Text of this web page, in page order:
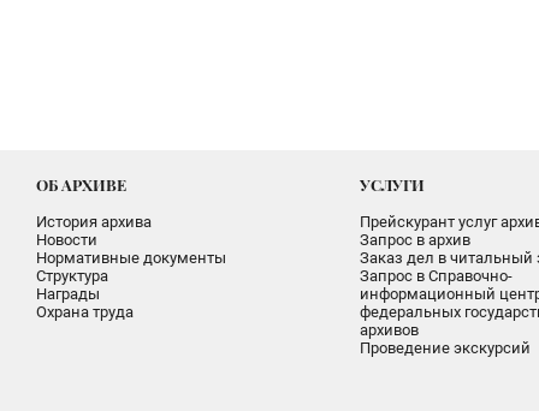
ОБ АРХИВЕ
История архива
Новости
Нормативные документы
Структура
Награды
Охрана труда
УСЛУГИ
Прейскурант услуг
Запрос в архив
Заказ дел в читальный
Запрос в Справочно-
информационный
федеральных
архивов
Проведение экскурсий